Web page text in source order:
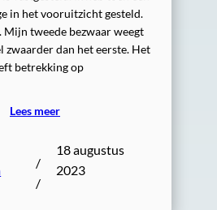
in het vooruitzicht gesteld.
Mijn tweede bezwaar weegt
zwaarder dan het eerste. Het
betrekking op
Lees meer
/
/
18 augustus
2023